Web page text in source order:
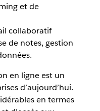
et de
collaboratif
de notes, gestion
en ligne est un
d’aujourd’hui.
en termes